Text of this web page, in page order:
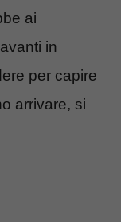
ai
in
per capire
arrivare, si